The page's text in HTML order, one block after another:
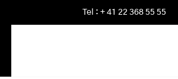
Tel : + 41 22 368 55 55